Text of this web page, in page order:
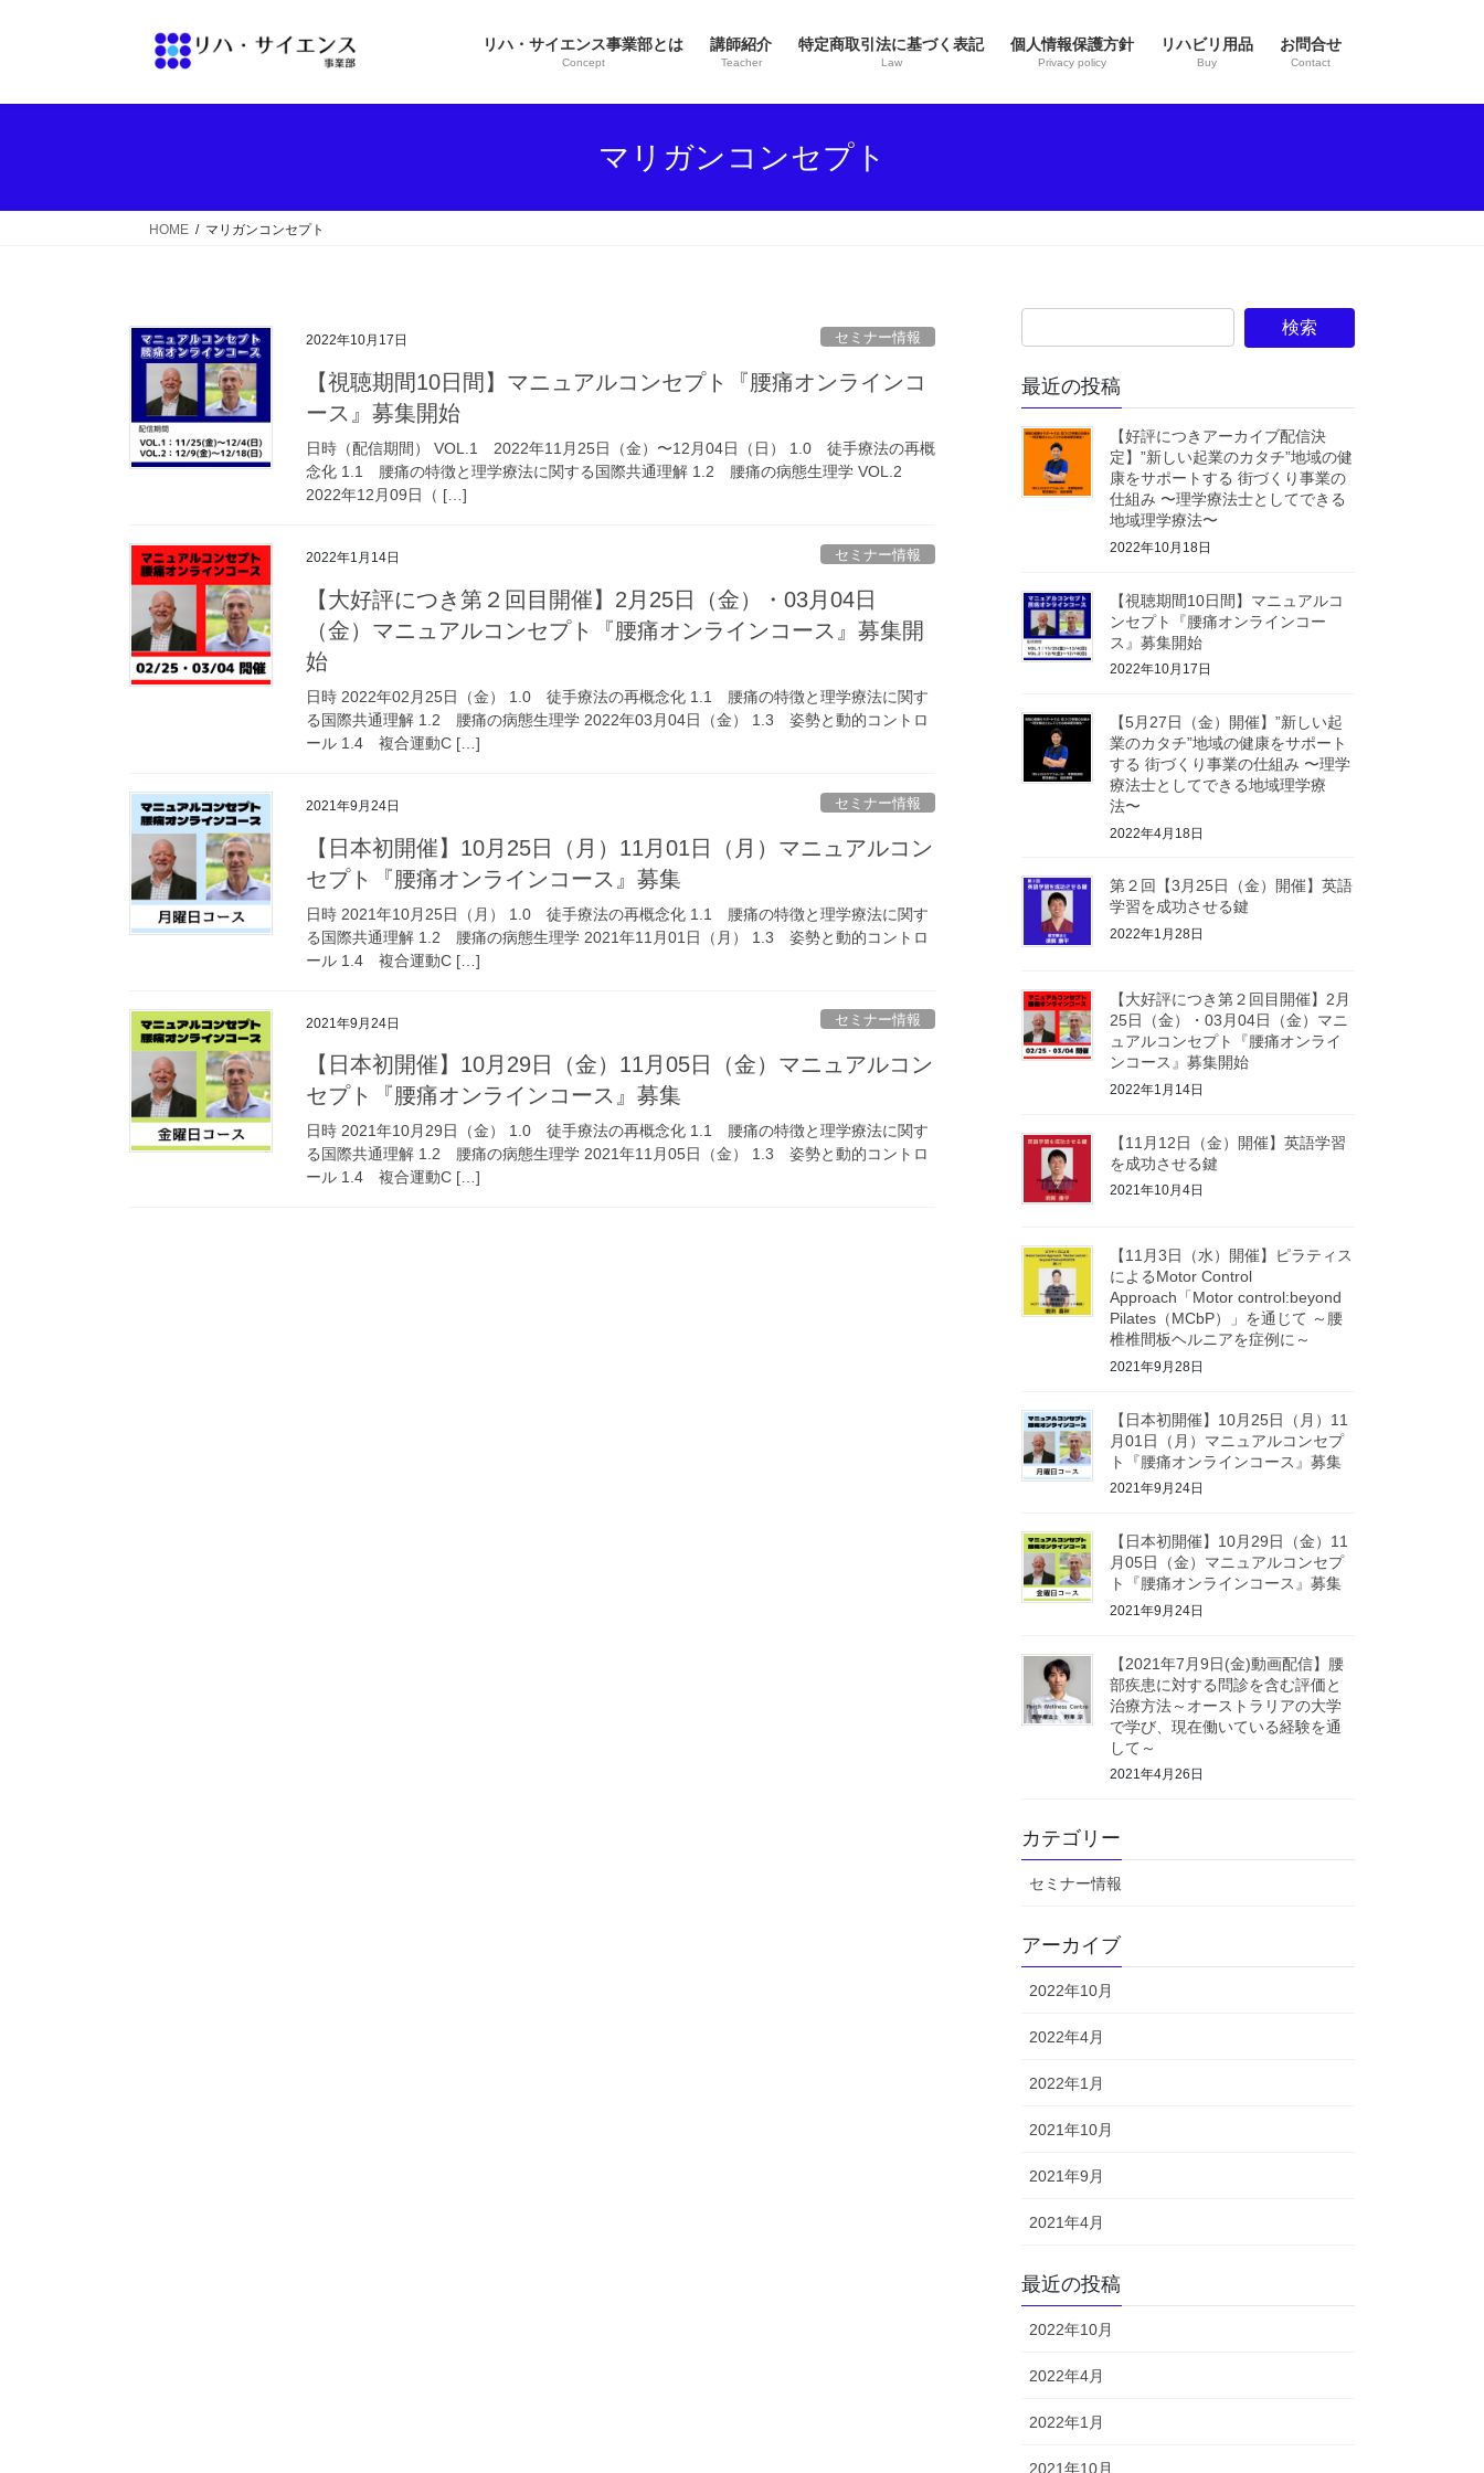
リハ・サイエンス事業部とは
Concept
講師紹介
Teacher
特定商取引法に基づく表記
Law
個人情報保護方針
Privacy policy
リハビリ用品
Buy
お問合せ
Contact
マリガンコンセプト
HOME マリガンコンセプト
2022年10月17日 セミナー情報
【視聴期間10日間】マニュアルコンセプト『腰痛オンラインコ
ース』募集開始
日時（配信期間） VOL.1 2022年11月25日（金）〜12月04日（日） 1.0 徒手療法の再概
念化 1.1 腰痛の特徴と理学療法に関する国際共通理解 1.2 腰痛の病態生理学 VOL.2
2022年12月09日（ […]
2022年1月14日 セミナー情報
【大好評につき第２回目開催】2月25日（金）・03月04日
（金）マニュアルコンセプト『腰痛オンラインコース』募集開
始
日時 2022年02月25日（金） 1.0 徒手療法の再概念化 1.1 腰痛の特徴と理学療法に関す
る国際共通理解 1.2 腰痛の病態生理学 2022年03月04日（金） 1.3 姿勢と動的コントロ
ール 1.4 複合運動C […]
2021年9月24日 セミナー情報
【日本初開催】10月25日（月）11月01日（月）マニュアルコン
セプト『腰痛オンラインコース』募集
日時 2021年10月25日（月） 1.0 徒手療法の再概念化 1.1 腰痛の特徴と理学療法に関す
る国際共通理解 1.2 腰痛の病態生理学 2021年11月01日（月） 1.3 姿勢と動的コントロ
ール 1.4 複合運動C […]
2021年9月24日 セミナー情報
【日本初開催】10月29日（金）11月05日（金）マニュアルコン
セプト『腰痛オンラインコース』募集
日時 2021年10月29日（金） 1.0 徒手療法の再概念化 1.1 腰痛の特徴と理学療法に関す
る国際共通理解 1.2 腰痛の病態生理学 2021年11月05日（金） 1.3 姿勢と動的コントロ
ール 1.4 複合運動C […]
最近の投稿
【好評につきアーカイブ配信決
定】”新しい起業のカタチ”地域の健
康をサポートする 街づくり事業の
仕組み 〜理学療法士としてできる
地域理学療法〜
2022年10月18日
【視聴期間10日間】マニュアルコ
ンセプト『腰痛オンラインコー
ス』募集開始
2022年10月17日
【5月27日（金）開催】”新しい起
業のカタチ”地域の健康をサポート
する 街づくり事業の仕組み 〜理学
療法士としてできる地域理学療
法〜
2022年4月18日
第２回【3月25日（金）開催】英語
学習を成功させる鍵
2022年1月28日
【大好評につき第２回目開催】2月
25日（金）・03月04日（金）マニ
ュアルコンセプト『腰痛オンライ
ンコース』募集開始
2022年1月14日
【11月12日（金）開催】英語学習
を成功させる鍵
2021年10月4日
【11月3日（水）開催】ピラティス
によるMotor Control
Approach「Motor control:beyond
Pilates（MCbP）」を通じて ～腰
椎椎間板ヘルニアを症例に～
2021年9月28日
【日本初開催】10月25日（月）11
月01日（月）マニュアルコンセプ
ト『腰痛オンラインコース』募集
2021年9月24日
【日本初開催】10月29日（金）11
月05日（金）マニュアルコンセプ
ト『腰痛オンラインコース』募集
2021年9月24日
【2021年7月9日(金)動画配信】腰
部疾患に対する問診を含む評価と
治療方法～オーストラリアの大学
で学び、現在働いている経験を通
して～
2021年4月26日
カテゴリー
セミナー情報
アーカイブ
2022年10月
2022年4月
2022年1月
2021年10月
2021年9月
2021年4月
最近の投稿
2022年10月
2022年4月
2022年1月
2021年10月